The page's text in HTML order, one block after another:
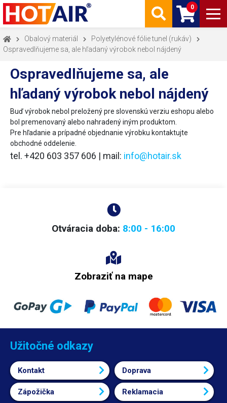
0
Obalový materiál
Polyetylénové fólie tunel (rukáv)
Ospravedlňujeme sa, ale hľadaný výrobok nebol nájdený
Ospravedlňujeme sa, ale
hľadaný výrobok nebol nájdený
Buď výrobok nebol preložený pre slovenskú verziu eshopu alebo
bol premenovaný alebo nahradený iným produktom.
Pre hľadanie a prípadné objednanie výrobku kontaktujte
obchodné oddelenie.
tel. +420 603 357 606 | mail: info@hotair.sk
Otváracia doba: 8:00 - 16:00
Zobraziť na mape
Užitočné odkazy
Kontakt Doprava
Zápožička Reklamacia